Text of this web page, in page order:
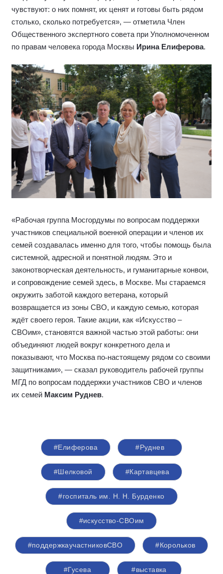
чувствуют: о них помнят, их ценят и готовы быть рядом
столько, сколько потребуется», — отметила Член
Общественного экспертного совета при Уполномоченном
по правам человека города Москвы Ирина Елиферова.
«Рабочая группа Мосгордумы по вопросам поддержки
участников специальной военной операции и членов их
семей создавалась именно для того, чтобы помощь была
системной, адресной и понятной людям. Это и
законотворческая деятельность, и гуманитарные конвои,
и сопровождение семей здесь, в Москве. Мы стараемся
окружить заботой каждого ветерана, который
возвращается из зоны СВО, и каждую семью, которая
ждёт своего героя. Такие акции, как «Искусство –
СВОим», становятся важной частью этой работы: они
объединяют людей вокруг конкретного дела и
показывают, что Москва по‑настоящему рядом со своими
защитниками», — сказал руководитель рабочей группы
МГД по вопросам поддержки участников СВО и членов
их семей Максим Руднев.
#Елиферова #Руднев
#Шелковой #Картавцева
#госпиталь им. Н. Н. Бурденко
#искусство-СВОим
#поддержкаучастниковСВО #Корольков
#Гусева #выставка